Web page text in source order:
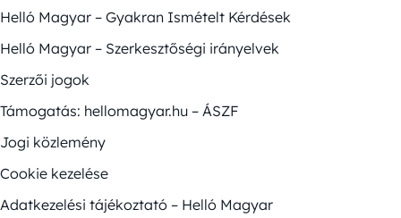
Helló Magyar – Gyakran Ismételt Kérdések
Helló Magyar – Szerkesztőségi irányelvek
Szerzői jogok
Támogatás: hellomagyar.hu – ÁSZF
Jogi közlemény
Cookie kezelése
Adatkezelési tájékoztató – Helló Magyar